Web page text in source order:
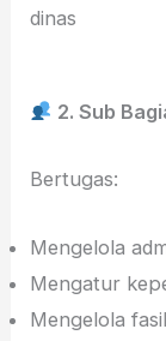
dinas
2. Sub
Bertugas:
Mengelola
Mengatur
Mengelola